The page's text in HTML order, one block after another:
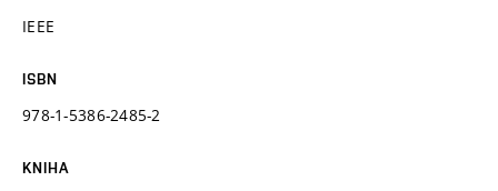
IEEE
ISBN
978-1-5386-2485-2
KNIHA